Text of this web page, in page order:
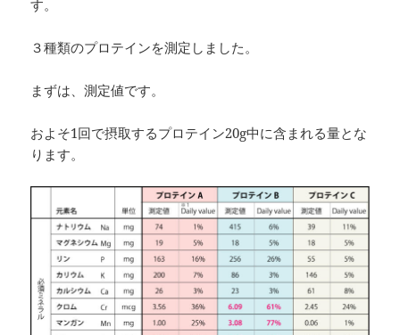
す。
３種類のプロテインを測定しました。
まずは、測定値です。
およそ1回で摂取するプロテイン20g中に含まれる量とな
ります。